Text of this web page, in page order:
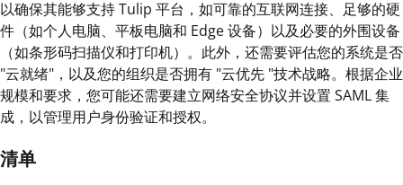
以确保其能够支持 Tulip 平台，如可靠的互联网连接、足够的硬
件（如个人电脑、平板电脑和 Edge 设备）以及必要的外围设备
（如条形码扫描仪和打印机）。此外，还需要评估您的系统是否
"云就绪"，以及您的组织是否拥有 "云优先 "技术战略。根据企业
规模和要求，您可能还需要建立网络安全协议并设置 SAML 集
成，以管理用户身份验证和授权。
清单